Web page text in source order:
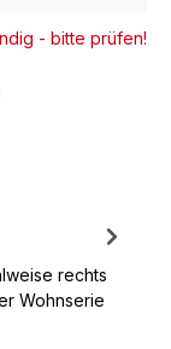
- bitte prüfen!
rechts
Wohnserie